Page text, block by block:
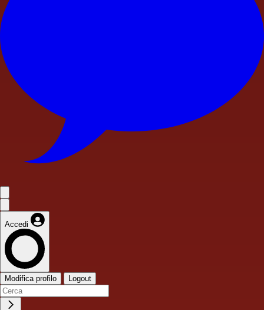
Accedi
Modifica profilo Logout